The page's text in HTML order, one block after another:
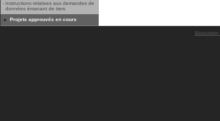
- Instructions relatives aux demandes de
données émanant de tiers
Projets approuvés en cours
Biolovision